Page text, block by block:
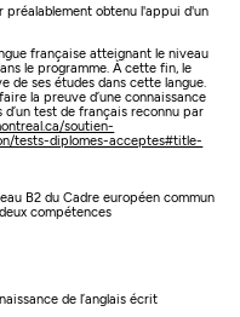
préalablement obtenu l'appui d'un
française atteignant le niveau
le programme. À cette fin, le
de ses études dans cette langue.
la preuve d’une connaissance
test de français reconnu par
soutien-
tests-diplomes-acceptes#title-
B2 du Cadre européen commun
compétences
de l’anglais écrit